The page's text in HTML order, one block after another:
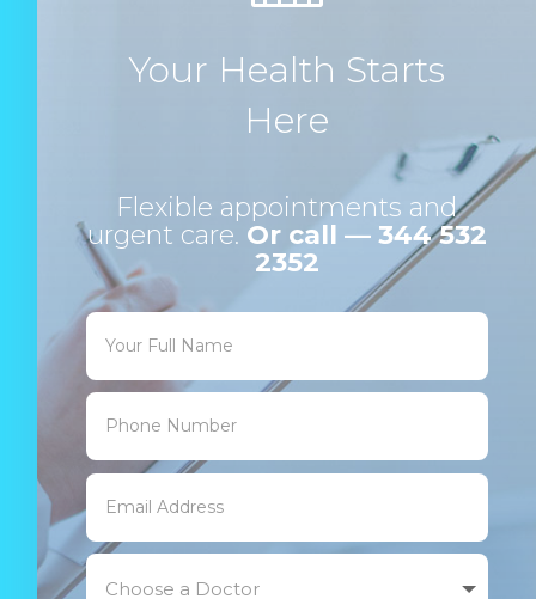
Your Health Starts
Here
Flexible appointments and
urgent care. Or call — 344 532
2352